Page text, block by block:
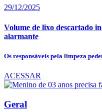
29/12/2025
Volume de lixo descartado
alarmante
Os responsáveis pela limpeza
ACESSAR
Geral